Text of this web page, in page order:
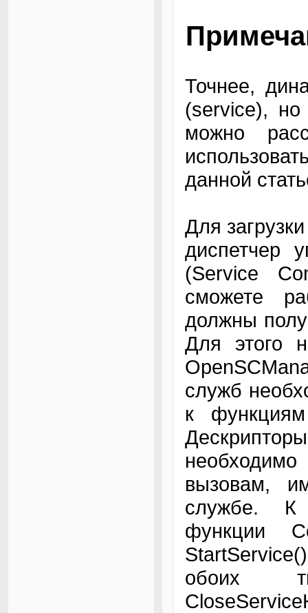
Точнее,
(service),
можно
данной
Для
диспетчер
(Service
сможете
должны
Для этого
служб
к
вызовам,
службе. К
функции
обоих